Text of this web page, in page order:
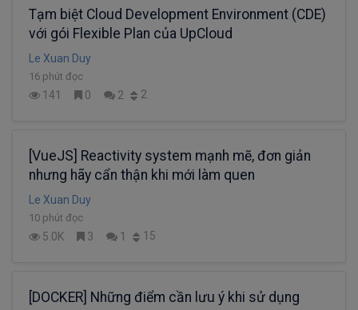
Tạm biệt Cloud Development Environment (CDE)
với gói Flexible Plan của UpCloud
Le Xuan Duy
16 phút đọc
141 0 2 2
[VueJS] Reactivity system mạnh mẽ, đơn giản
nhưng hãy cẩn thận khi mới làm quen
Le Xuan Duy
10 phút đọc
5.0K 3 1 15
[DOCKER] Những điểm cần lưu ý khi sử dụng